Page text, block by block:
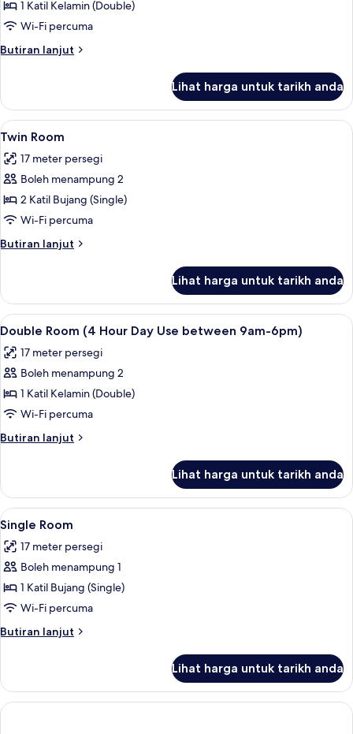
Double
Room
1 Katil Kelamin (Double)
Wi-Fi percuma
Butiran lanjut
Butiran
Room
Lihat harga untuk tarikh anda
Lihat
semua
foto
untuk
Twin
Room
Twin Room | Kalis bunyi, seterika/
5
Twin Room
17 meter persegi
Boleh menampung 2
2 Katil Bujang (Single)
Wi-Fi percuma
Butiran lanjut
Butiran
Room
Lihat harga untuk tarikh anda
Lihat
semua
foto
untuk
Double
Room
(4
Hour
Use
between
9am-
6pm)
Kalis bunyi, seterika/papan seterika,
5
Double Room (4 Hour Day Use between 9am-6pm)
17 meter persegi
Boleh menampung 2
1 Katil Kelamin (Double)
Wi-Fi percuma
Butiran lanjut
Butiran
Room
(4
Hour
Day
Use
between
6pm)
Lihat harga untuk tarikh anda
Lihat
semua
foto
untuk
Single
Room
Single Room | Kalis bunyi, seterika/
5
Single Room
17 meter persegi
Boleh menampung 1
1 Katil Bujang (Single)
Wi-Fi percuma
Butiran lanjut
Butiran
Room
Lihat harga untuk tarikh anda